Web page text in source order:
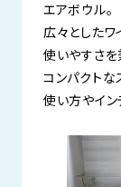
エアボウル。
広々とした
使いやすさを
コンパクトな
使い方やイン